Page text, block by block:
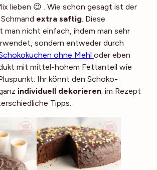
lieben 😉 . Wie schon gesagt ist der
extra saftig. Diese
man nicht einfach, indem man sehr
sondern entweder durch
ohne Mehl oder eben
mit mittel-hohem Fettanteil wie
Ihr könnt den Schoko-
individuell dekorieren; im Rezept
Tipps.